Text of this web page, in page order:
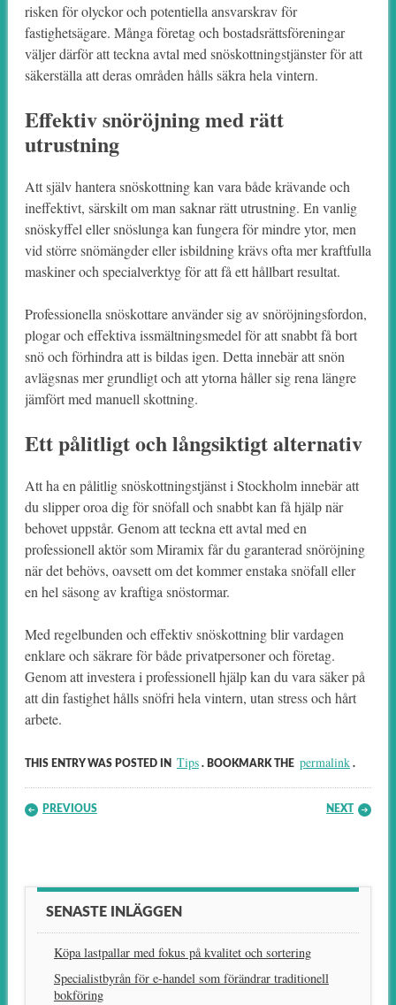
risken för olyckor och potentiella ansvarskrav för
fastighetsägare. Många företag och bostadsrättsföreningar
väljer därför att teckna avtal med snöskottningstjänster för att
säkerställa att deras områden hålls säkra hela vintern.
Effektiv snöröjning med rätt
utrustning
Att själv hantera snöskottning kan vara både krävande och
ineffektivt, särskilt om man saknar rätt utrustning. En vanlig
snöskyffel eller snöslunga kan fungera för mindre ytor, men
vid större snömängder eller isbildning krävs ofta mer kraftfulla
maskiner och specialverktyg för att få ett hållbart resultat.
Professionella snöskottare använder sig av snöröjningsfordon,
plogar och effektiva issmältningsmedel för att snabbt få bort
snö och förhindra att is bildas igen. Detta innebär att snön
avlägsnas mer grundligt och att ytorna håller sig rena längre
jämfört med manuell skottning.
Ett pålitligt och långsiktigt alternativ
Att ha en pålitlig snöskottningstjänst i Stockholm innebär att
du slipper oroa dig för snöfall och snabbt kan få hjälp när
behovet uppstår. Genom att teckna ett avtal med en
professionell aktör som Miramix får du garanterad snöröjning
när det behövs, oavsett om det kommer enstaka snöfall eller
en hel säsong av kraftiga snöstormar.
Med regelbunden och effektiv snöskottning blir vardagen
enklare och säkrare för både privatpersoner och företag.
Genom att investera i professionell hjälp kan du vara säker på
att din fastighet hålls snöfri hela vintern, utan stress och hårt
arbete.
THIS ENTRY WAS POSTED IN Tips . BOOKMARK THE permalink .
Post navigation
PREVIOUS NEXT
SENASTE INLÄGGEN
Köpa lastpallar med fokus på kvalitet och sortering
Specialistbyrån för e-handel som förändrar traditionell
bokföring